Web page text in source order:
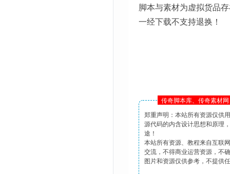
脚本与素材为虚拟货品
一经下载不支持退换！
传奇脚本库、传奇素材
郑重声明：本站所有资源仅供
源代码的内含设计思想和原理
途！
本站所有资源、教程来自互联
交流，不得商业运营资源，不
图片和资源仅供参考，不提供